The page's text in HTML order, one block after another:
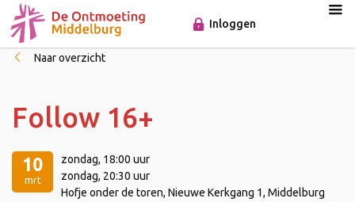
Inloggen
Naar overzicht
Follow 16+
10
mrt
zondag, 18:00 uur
zondag, 20:30 uur
Hofje onder de toren, Nieuwe Kerkgang 1, Middelburg